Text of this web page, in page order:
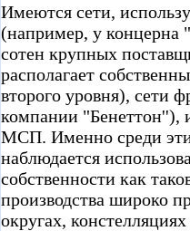
Имеются сети,
(например, у концерна
сотен крупных
располагает
второго уровня), сети
компании "Бенеттон''),
МСП. Именно среди
наблюдается
собственности как
производства широко
округах,